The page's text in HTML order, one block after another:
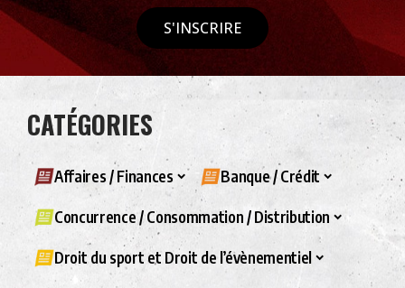
S'INSCRIRE
CATÉGORIES
Affaires / Finances Banque / Crédit
Concurrence / Consommation / Distribution
Droit du sport et Droit de l’évènementiel